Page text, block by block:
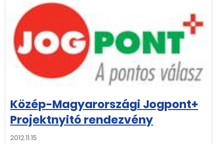
Közép-Magyarországi Jogpont+
Projektnyitó rendezvény
2012.11.15